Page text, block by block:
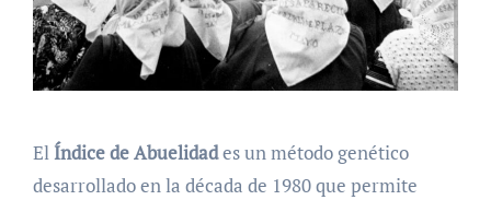
ElÍndice de Abuelidades un método genético
desarrollado en la década de 1980 que permite